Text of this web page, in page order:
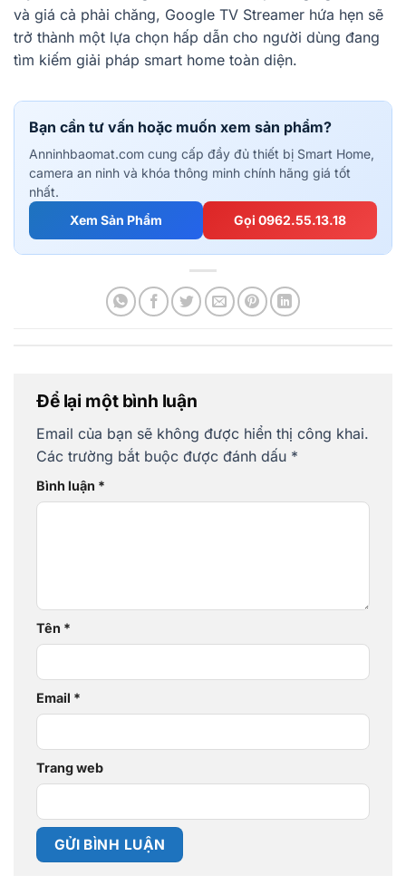
và giá cả phải chăng, Google TV Streamer hứa hẹn sẽ
trở thành một lựa chọn hấp dẫn cho người dùng đang
tìm kiếm giải pháp smart home toàn diện.
Bạn cần tư vấn hoặc muốn xem sản phẩm?
Anninhbaomat.com cung cấp đầy đủ thiết bị Smart Home,
camera an ninh và khóa thông minh chính hãng giá tốt
nhất.
Xem Sản Phẩm
Gọi 0962.55.13.18
Để lại một bình luận
Email của bạn sẽ không được hiển thị công khai.
Các trường bắt buộc được đánh dấu *
Bình luận *
Tên *
Email *
Trang web